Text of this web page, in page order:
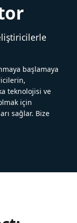
başlamaya
teknolojisi ve
için
sağlar. Bize